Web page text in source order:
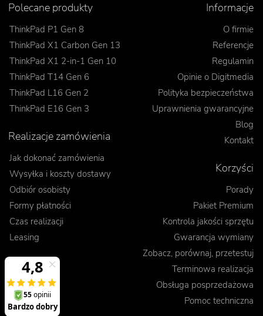
Polecane produkty
ThinkPad P1 Gen 8
ThinkPad X1 Carbon Gen 13
ThinkPad X1 2-in-1 Gen 10
ThinkPad T14 Gen 6
ThinkPad L16 Gen 2
ThinkPad E16 Gen 3
Informacje
O firmie
Referencje
Regulamin
Opinie o Digitmedia
Polityka bezpieczeństwa
Uprawnienia gwarancyjne
Blog
Kontakt
Realizacje zamówienia
Jak dokonać zamówienia
Wysyłka i koszty dostawy
Odbiór osobisty
Formy płatności
Czas realizacji
Leasing
Korzyści
Porady
Pakiet Premium
Kontrola jakości sprzętu
Gwarancja wymiany
Zobacz, porównaj, przetestuj
Terminowa realizacja
Obsługa posprzedażowa
Pomoc techniczna